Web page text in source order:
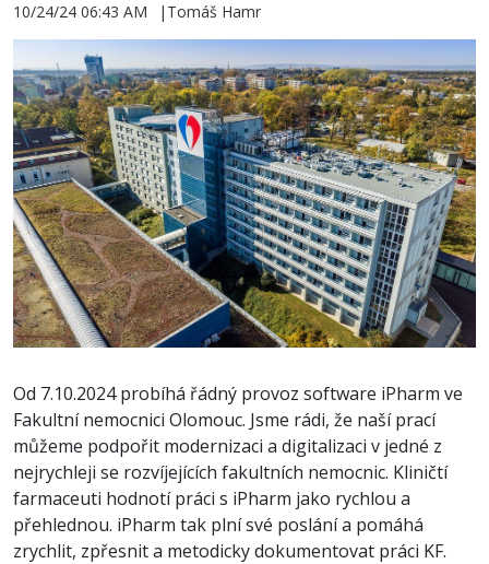
10/24/24 06:43 AM Tomáš Hamr
Od 7.10.2024 probíhá řádný provoz software iPharm ve
Fakultní nemocnici Olomouc. Jsme rádi, že naší prací
můžeme podpořit modernizaci a digitalizaci v jedné z
nejrychleji se rozvíjejících fakultních nemocnic. Kliničtí
farmaceuti hodnotí práci s iPharm jako rychlou a
přehlednou. iPharm tak plní své poslání a pomáhá
zrychlit, zpřesnit a metodicky dokumentovat práci KF.